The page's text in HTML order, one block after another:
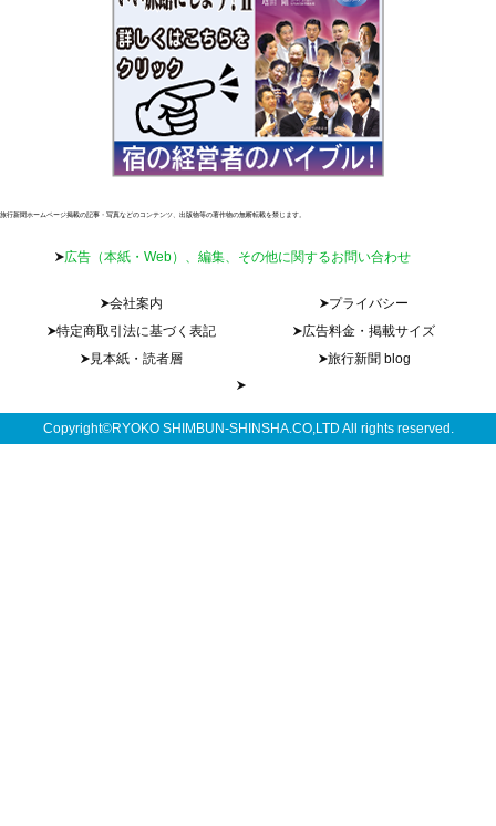
旅行新聞ホームページ掲載の記事・写真などのコンテンツ、出版物等の著作物の無断転載を禁じます。
広告（本紙・Web）、編集、その他に関するお問い合わせ
会社案内
プライバシー
特定商取引法に基づく表記
広告料金・掲載サイズ
見本紙・読者層
旅行新聞 blog
Copyright©RYOKO SHIMBUN-SHINSHA.CO,LTD All rights reserved.